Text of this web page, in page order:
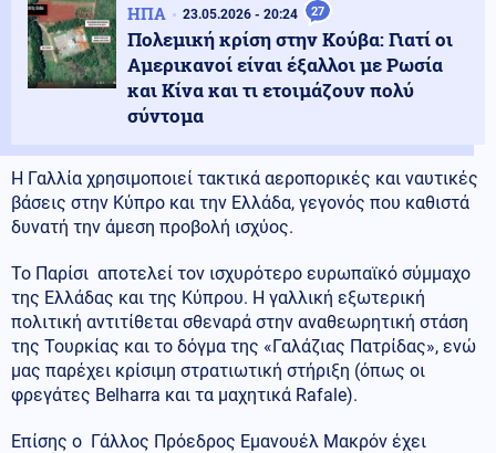
ΗΠΑ 23.05.2026 - 20:24 27
Πολεμική κρίση στην Κούβα: Γιατί οι
Αμερικανοί είναι έξαλλοι με Ρωσία
και Κίνα και τι ετοιμάζουν πολύ
σύντομα
Η Γαλλία χρησιμοποιεί τακτικά αεροπορικές και ναυτικές
βάσεις στην Κύπρο και την Ελλάδα, γεγονός που καθιστά
δυνατή την άμεση προβολή ισχύος.
Το Παρίσι αποτελεί τον ισχυρότερο ευρωπαϊκό σύμμαχο
της Ελλάδας και της Κύπρου. Η γαλλική εξωτερική
πολιτική αντιτίθεται σθεναρά στην αναθεωρητική στάση
της Τουρκίας και το δόγμα της «Γαλάζιας Πατρίδας», ενώ
μας παρέχει κρίσιμη στρατιωτική στήριξη (όπως οι
φρεγάτες Belharra και τα μαχητικά Rafale).
Επίσης ο Γάλλος Πρόεδρος Εμανουέλ Μακρόν έχει